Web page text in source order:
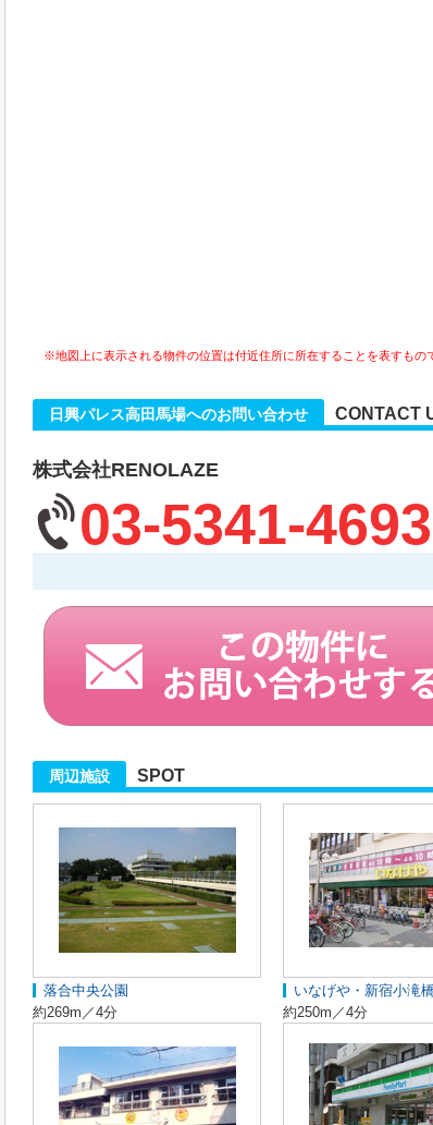
※地図上に表示される物件の位置は付近住所に所在することを表すもの
日興パレス高田馬場へのお問い合わせ CONTACT
株式会社RENOLAZE
03-5341-4693
周辺施設 SPOT
落合中央公園
約269m／4分
いなげや・新宿小滝
約250m／4分